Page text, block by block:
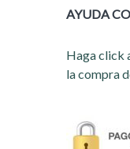
AYUDA
Haga click
la compra